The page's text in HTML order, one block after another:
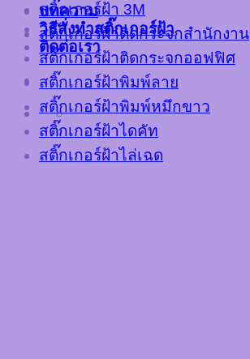
บทความ
วิธีสั่งทำสติ๊กเกอร์ฝ้า
ติดต่อเรา
สติ๊กเกอร์ฝ้า 3M
สติ๊กเกอร์ฝ้าติดกระจกสำนักงาน
สติ๊กเกอร์ฝ้าติดกระจกออฟฟิศ
สติ๊กเกอร์ฝ้าพิมพ์ลาย
สติ๊กเกอร์ฝ้าพิมพ์หมึกขาว
สติ๊กเกอร์ฝ้าไดคัท
สติ๊กเกอร์ฝ้าไล่เฉด